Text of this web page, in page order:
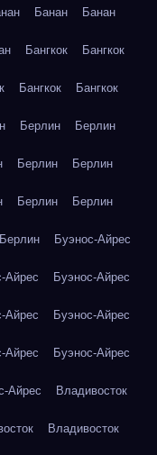
Банан Банан
Бангкок Бангкок
Бангкок Бангкок
Берлин Берлин
Берлин Берлин
Берлин Берлин
Берлин Буэнос-Айрес
Айрес Буэнос-Айрес
Айрес Буэнос-Айрес
Айрес Буэнос-Айрес
Айрес Владивосток
Владивосток